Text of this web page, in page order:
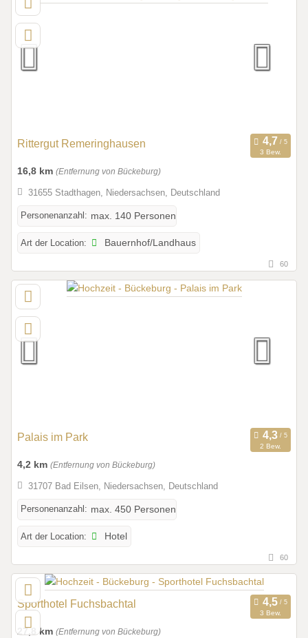
Rittergut Remeringhausen
3 Bew.
16,8 km (Entfernung von Bückeburg)
31655 Stadthagen, Niedersachsen, Deutschland
Personenanzahl: max. 140 Personen
Art der Location: Bauernhof/Landhaus
60
Palais im Park
2 Bew.
4,2 km (Entfernung von Bückeburg)
31707 Bad Eilsen, Niedersachsen, Deutschland
Personenanzahl: max. 450 Personen
Art der Location: Hotel
60
Sporthotel Fuchsbachtal
3 Bew.
27,8 km (Entfernung von Bückeburg)